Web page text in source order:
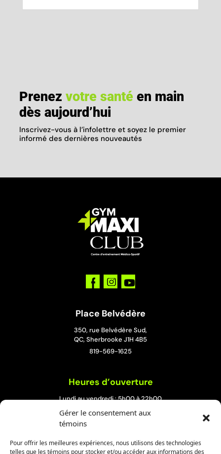
Gérer le consentement aux
témoins
Pour offrir les meilleures expériences, nous utilisons des technologies
telles que les témoins pour stocker et/ou accéder aux informations des
Prenez votre santé en main
dès aujourd’hui
Inscrivez-vous à l’infolettre et soyez le premier
informé des dernières nouveautés
Place Belvédère
350, rue Belvédère Sud,
QC, Sherbrooke J1H 4B5
819-569-1625
Heures d’ouverture
Lundi au vendredi : 5h00 à 22h00
Samedi et dimanche : 8h00 à 19h00
Rock Forest Édifice UPA